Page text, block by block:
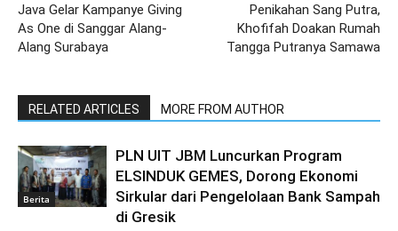
Java Gelar Kampanye Giving
As One di Sanggar Alang-
Alang Surabaya
Penikahan Sang Putra,
Khofifah Doakan Rumah
Tangga Putranya Samawa
RELATED ARTICLES MORE FROM AUTHOR
Berita
PLN UIT JBM Luncurkan Program
ELSINDUK GEMES, Dorong Ekonomi
Sirkular dari Pengelolaan Bank Sampah
di Gresik